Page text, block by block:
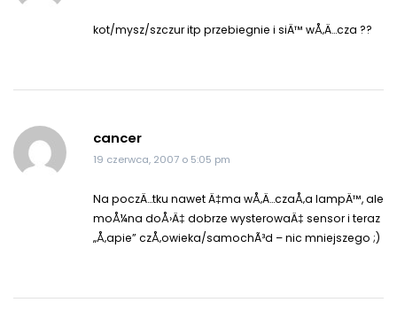
kot/mysz/szczur itp przebiegnie i siÄ™ wÅ‚Ä…cza ??
cancer
19 czerwca, 2007 o 5:05 pm
Na poczÄ…tku nawet Ä‡ma wÅ‚Ä…czaÅ‚a lampÄ™, ale
moÅ¼na doÅ›Ä‡ dobrze wysterowaÄ‡ sensor i teraz
„Å‚apie” czÅ‚owieka/samochÃ³d – nic mniejszego ;)